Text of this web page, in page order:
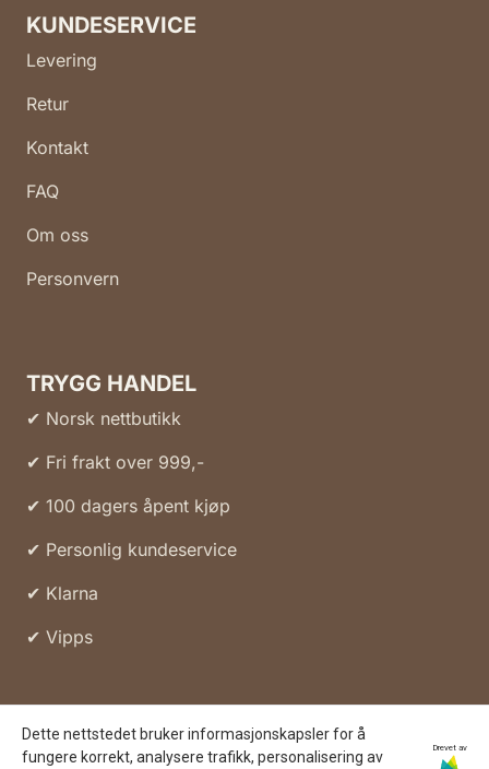
KUNDESERVICE
Levering
Retur
Kontakt
FAQ
Om oss
Personvern
TRYGG HANDEL
✔ Norsk nettbutikk
✔ Fri frakt over 999,-
✔ 100 dagers åpent kjøp
✔ Personlig kundeservice
✔ Klarna
✔ Vipps
Dette nettstedet bruker informasjonskapsler for å
fungere korrekt, analysere trafikk, personalisering av
Drevet av